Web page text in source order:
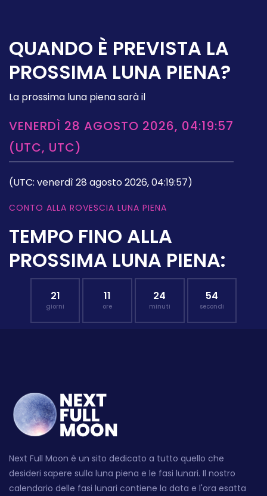
QUANDO È PREVISTA LA
PROSSIMA LUNA PIENA?
La prossima luna piena sarà il
VENERDÌ 28 AGOSTO 2026, 04:19:57
(UTC, UTC)
(UTC: venerdì 28 agosto 2026, 04:19:57)
CONTO ALLA ROVESCIA LUNA PIENA
TEMPO FINO ALLA
PROSSIMA LUNA PIENA:
21
giorni
11
ore
24
minuti
53
secondi
Next Full Moon è un sito dedicato a tutto quello che
desideri sapere sulla luna piena e le fasi lunari. Il nostro
calendario delle fasi lunari contiene la data e l'ora esatta